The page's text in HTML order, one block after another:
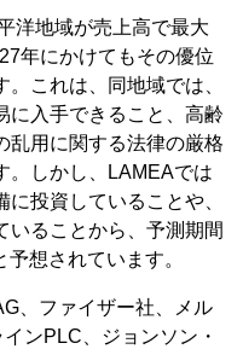
洋地域が売上高で最大
年にかけてもその優位
これは、同地域では、
に入手できること、高齢
乱用に関する法律の厳格
。しかし、LAMEAでは
に投資していることや、
いることから、予測期間
想されています。
、ファイザー社、メル
ンPLC、ジョンソン・